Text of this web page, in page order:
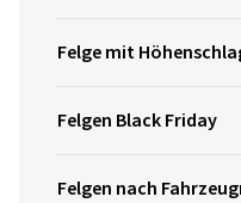
Felge mit
Felgen Black Friday
Felgen nach